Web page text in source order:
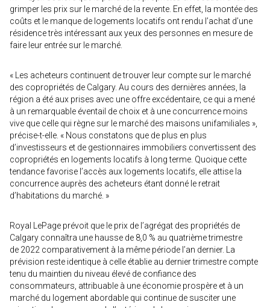
grimper les prix sur le marché de la revente. En effet, la montée des
coûts et le manque de logements locatifs ont rendu l’achat d’une
résidence très intéressant aux yeux des personnes en mesure de
faire leur entrée sur le marché.
« Les acheteurs continuent de trouver leur compte sur le marché
des copropriétés de Calgary. Au cours des dernières années, la
région a été aux prises avec une offre excédentaire, ce qui a mené
à un remarquable éventail de choix et à une concurrence moins
vive que celle qui règne sur le marché des maisons unifamiliales »,
précise-t-elle. « Nous constatons que de plus en plus
d’investisseurs et de gestionnaires immobiliers convertissent des
copropriétés en logements locatifs à long terme. Quoique cette
tendance favorise l’accès aux logements locatifs, elle attise la
concurrence auprès des acheteurs étant donné le retrait
d’habitations du marché. »
Royal LePage prévoit que le prix de l’agrégat des propriétés de
Calgary connaîtra une hausse de 8,0 % au quatrième trimestre
de 2022 comparativement à la même période l’an dernier. La
prévision reste identique à celle établie au dernier trimestre compte
tenu du maintien du niveau élevé de confiance des
consommateurs, attribuable à une économie prospère et à un
marché du logement abordable qui continue de susciter une